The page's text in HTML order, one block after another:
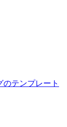
テンプレート